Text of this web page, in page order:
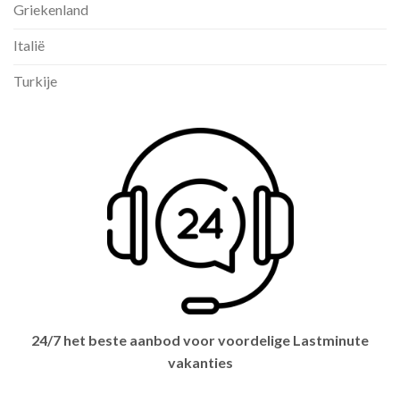
Griekenland
Italië
Turkije
24/7 het beste aanbod voor voordelige Lastminute
vakanties